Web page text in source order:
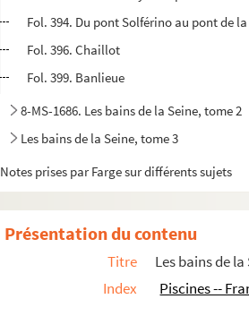
Fol. 394. Du pont Solférino au pont de
Fol. 396. Chaillot
Fol. 399. Banlieue
8-MS-1686. Les bains de la Seine, tome 2
Les bains de la Seine, tome 3
Notes prises par Farge sur différents sujets
Présentation du contenu
Titre
Les bains de la
Index
Piscines --